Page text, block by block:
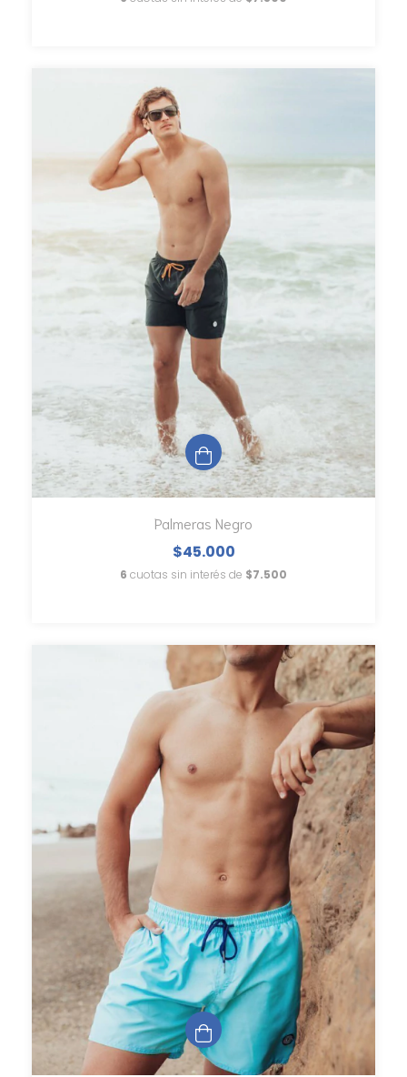
Palmeras Negro
$45.000
6 cuotas sin interés de $7.500